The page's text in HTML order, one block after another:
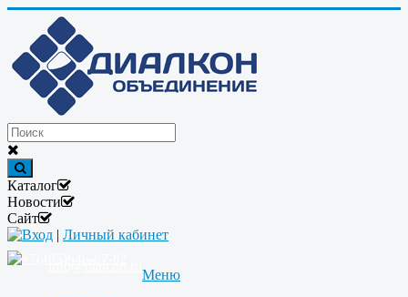
Каталог
Новости
Сайт
Вход | Личный кабинет
Меню